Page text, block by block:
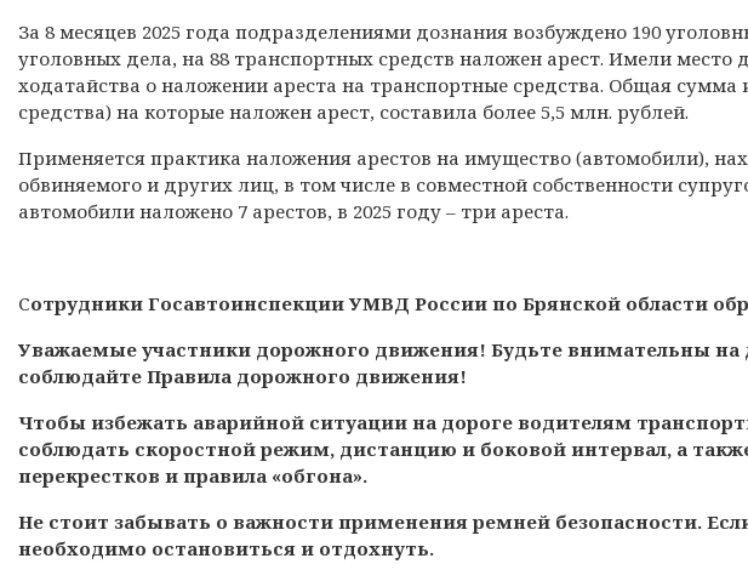
За 8 месяцев 2025 года подразделениями дознания возбуждено 190
уголовных дела, на 88 транспортных средств наложен арест. Имели место
ходатайства о наложении ареста на транспортные средства. Общая
средства) на которые наложен арест, составила более 5,5 млн. рублей.
Применяется практика наложения арестов на имущество (автомобили),
обвиняемого и других лиц, в том числе в совместной собственности
автомобили наложено 7 арестов, в 2025 году – три ареста.
Сотрудники Госавтоинспекции УМВД России по Брянской области
Уважаемые участники дорожного движения! Будьте внимательны на
соблюдайте Правила дорожного движения!
Чтобы избежать аварийной ситуации на дороге водителям
соблюдать скоростной режим, дистанцию и боковой интервал, а
перекрестков и правила «обгона».
Не стоит забывать о важности применения ремней безопасности.
необходимо остановиться и отдохнуть.